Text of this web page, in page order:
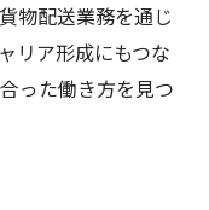
物配送業務を通じ
リア形成にもつな
った働き方を見つ